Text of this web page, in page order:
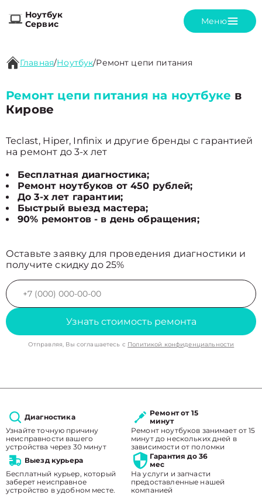
Ноутбук
Сервис
Меню
Главная/Ноутбук/Ремонт цепи питания
Ремонт цепи питания на ноутбуке в
Кирове
Teclast, Hiper, Infinix и другие бренды с гарантией
на ремонт до 3-х лет
Бесплатная диагностика;
Ремонт ноутбуков от 450 рублей;
До 3-х лет гарантии;
Быстрый выезд мастера;
90% ремонтов - в день обращения;
Оставьте заявку для проведения диагностики и
получите скидку до 25%
Узнать стоимость ремонта
Отправляя, Вы соглашаетесь с Политикой конфиденциальности
Диагностика
Узнайте точную причину
неисправности вашего
устройства через 30 минут
Ремонт от 15
минут
Ремонт ноутбуков занимает от 15
минут до нескольких дней в
зависимости от поломки
Выезд курьера
Бесплатный курьер, который
заберет неисправное
устройство в удобном месте.
Гарантия до 36
мес
На услуги и запчасти
предоставленные нашей
компанией